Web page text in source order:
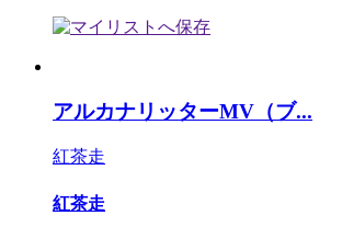
アルカナリッターMV（ブ...
紅茶走
紅茶走